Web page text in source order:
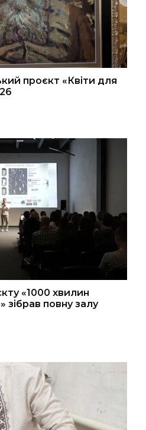
проєкт «Квіти для
«1000 хвилин
зібрав повну залу